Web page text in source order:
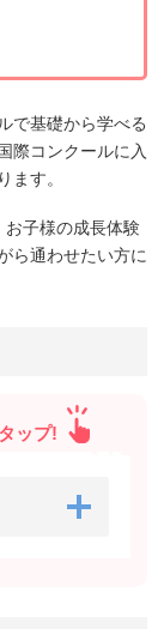
で基礎から学べる
際コンクールに入
ます。
お子様の成長体験
ら通わせたい方に
ップ!